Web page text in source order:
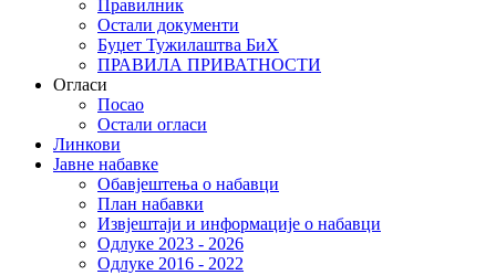
Правилник
Остали документи
Буџет Тужилаштва БиХ
ПРАВИЛА ПРИВАТНОСТИ
Огласи
Посао
Остали огласи
Линкови
Јавне набавке
Обавјештења о набавци
План набавки
Извјештаји и информације о набавци
Одлуке 2023 - 2026
Одлуке 2016 - 2022